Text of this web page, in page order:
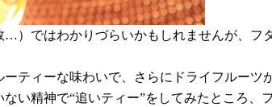
）ではわかりづらいかもしれませんが、フ
ティーな味わいで、さらにドライフルー
い精神で“追いティー”をしてみたところ、